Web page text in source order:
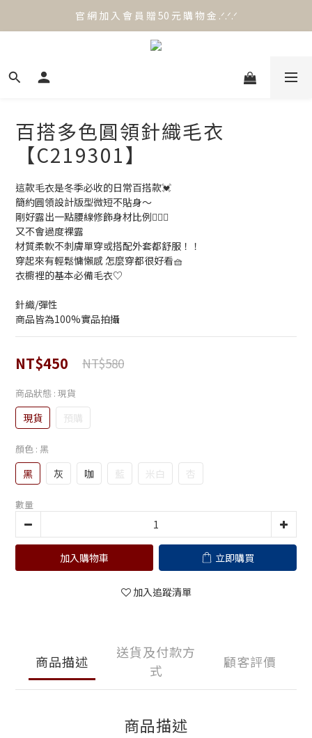
官 網 加 入 會 員 贈 50 元 購 物 金 .ᐟ.ᐟ.ᐟ
官 網 加 入 會 員 贈 50 元 購 物 金 .ᐟ.ᐟ.ᐟ
⟡.·*. 滿 NT.1000 免 運 費 ꔛ♡
百搭多色圓領針織毛衣
【C219301】
這款毛衣是冬季必收的日常百搭款💓
簡約圓領設計版型微短不貼身～
剛好露出一點腰線修飾身材比例🙆🏻‍♀️
又不會過度裸露
材質柔軟不刺膚單穿或搭配外套都舒服！！
穿起來有輕鬆慵懶感 怎麼穿都很好看🧺
衣櫥裡的基本必備毛衣♡
針織/彈性
商品皆為100%實品拍攝
NT$450 NT$580
商品狀態 : 現貨
現貨 預購
顏色 : 黑
黑 灰 咖 藍 米白 杏
數量
加入購物車 立即購買
加入追蹤清單
商品描述
送貨及付款方
式
顧客評價
商品描述